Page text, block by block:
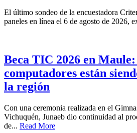
El último sondeo de la encuestadora
paneles en línea el 6 de agosto de 2026,
Beca TIC 2026 en Maule:
computadores están
la región
Con una ceremonia realizada en el
Vichuquén, Junaeb dio continuidad al
de... Read More